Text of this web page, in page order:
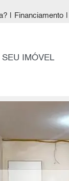
Financiamento
IMÓVEL